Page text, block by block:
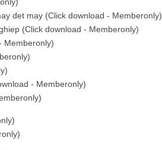
det may (Click download - Memberonly)
(Click download - Memberonly)
Memberonly)
- Memberonly)